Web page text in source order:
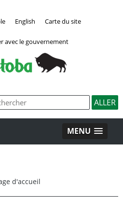
English Carte du site
avec le gouvernement
MENU
d'accueil